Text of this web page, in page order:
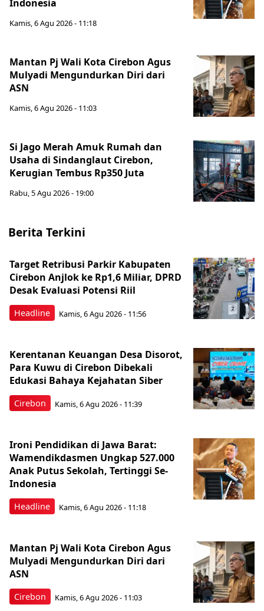
Indonesia
Kamis, 6 Agu 2026 - 11:18
Mantan Pj Wali Kota Cirebon Agus
Mulyadi Mengundurkan Diri dari
ASN
Kamis, 6 Agu 2026 - 11:03
Si Jago Merah Amuk Rumah dan
Usaha di Sindanglaut Cirebon,
Kerugian Tembus Rp350 Juta
Rabu, 5 Agu 2026 - 19:00
Berita Terkini
Headline
Target Retribusi Parkir Kabupaten
Cirebon Anjlok ke Rp1,6 Miliar, DPRD
Desak Evaluasi Potensi Riil
Kamis, 6 Agu 2026 - 11:56
Cirebon
Kerentanan Keuangan Desa Disorot,
Para Kuwu di Cirebon Dibekali
Edukasi Bahaya Kejahatan Siber
Kamis, 6 Agu 2026 - 11:39
Headline
Ironi Pendidikan di Jawa Barat:
Wamendikdasmen Ungkap 527.000
Anak Putus Sekolah, Tertinggi Se-
Indonesia
Kamis, 6 Agu 2026 - 11:18
Cirebon
Mantan Pj Wali Kota Cirebon Agus
Mulyadi Mengundurkan Diri dari
ASN
Kamis, 6 Agu 2026 - 11:03